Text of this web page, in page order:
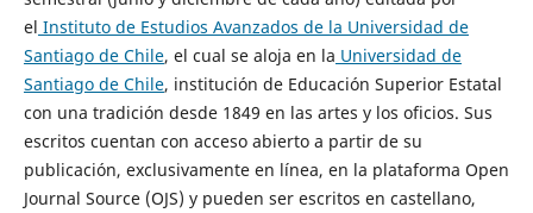
el Instituto de Estudios Avanzados de la Universidad de
Santiago de Chile, el cual se aloja en la Universidad de
Santiago de Chile, institución de Educación Superior Estatal
con una tradición desde 1849 en las artes y los oficios. Sus
escritos cuentan con acceso abierto a partir de su
publicación, exclusivamente en línea, en la plataforma Open
Journal Source (OJS) y pueden ser escritos en castellano,